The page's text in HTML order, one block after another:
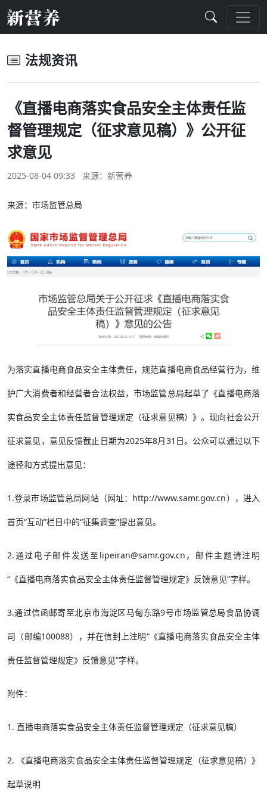
法规资讯
《直播电商落实食品安全主体责任监
督管理规定（征求意见稿）》公开征
求意见
2025-08-04 09:33 来源： 新营养
来源：市场监管总局
为落实直播电商食品安全主体责任，规范直播电商食品经营行为，维
护广大消费者和经营者合法权益，市场监管总局起草了《直播电商落
实食品安全主体责任监督管理规定（征求意见稿）》。现向社会公开
征求意见，意见反馈截止日期为2025年8月31日。公众可以通过以下
途径和方式提出意见：
1.登录市场监管总局网站（网址：http://www.samr.gov.cn），进入
首页“互动”栏目中的“征集调查”提出意见。
2.通过电子邮件发送至lipeiran@samr.gov.cn，邮件主题请注明
“《直播电商落实食品安全主体责任监督管理规定》反馈意见”字样。
3.通过信函邮寄至北京市海淀区马甸东路9号市场监管总局食品协调
司（邮编100088），并在信封上注明“《直播电商落实食品安全主体
责任监督管理规定》反馈意见”字样。
附件：
1. 直播电商落实食品安全主体责任监督管理规定（征求意见稿）
2. 《直播电商落实食品安全主体责任监督管理规定（征求意见稿）》
起草说明